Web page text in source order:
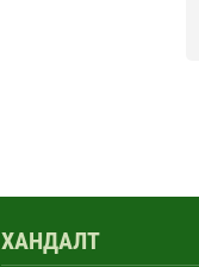
ХАНДАЛТ